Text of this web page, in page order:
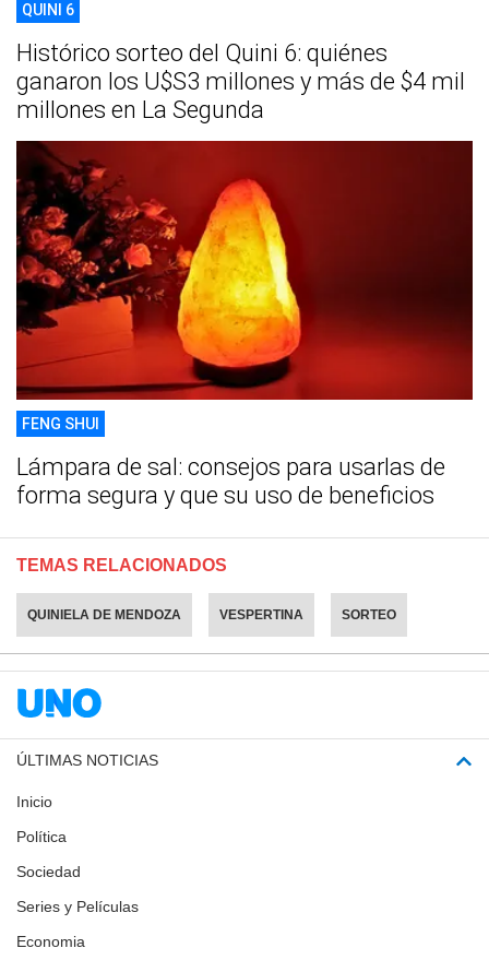
QUINI 6
Histórico sorteo del Quini 6: quiénes
ganaron los U$S3 millones y más de $4 mil
millones en La Segunda
FENG SHUI
Lámpara de sal: consejos para usarlas de
forma segura y que su uso de beneficios
TEMAS RELACIONADOS
QUINIELA DE MENDOZA VESPERTINA SORTEO
ÚLTIMAS NOTICIAS
Inicio
Política
Sociedad
Series y Películas
Economia